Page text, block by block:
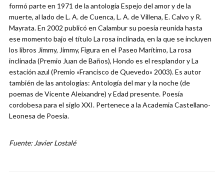
formó parte en 1971 de la antología Espejo del amor y de la
muerte, al lado de L. A. de Cuenca, L. A. de Villena, E. Calvo y R.
Mayrata. En 2002 publicó en Calambur su poesía reunida hasta
ese momento bajo el título La rosa inclinada, en la que se incluyen
los libros Jimmy, Jimmy, Figura en el Paseo Marítimo, La rosa
inclinada (Premio Juan de Baños), Hondo es el resplandor y La
estación azul (Premio «Francisco de Quevedo» 2003). Es autor
también de las antologías: Antología del mar y la noche (de
poemas de Vicente Aleixandre) y Edad presente. Poesía
cordobesa para el siglo XXI. Pertenece a la Academia Castellano-
Leonesa de Poesía.
Fuente: Javier Lostalé